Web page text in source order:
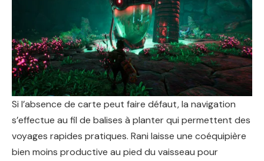
Si l’absence de carte peut faire défaut, la navigation
s’effectue au fil de balises à planter qui permettent des
voyages rapides pratiques. Rani laisse une coéquipière
bien moins productive au pied du vaisseau pour